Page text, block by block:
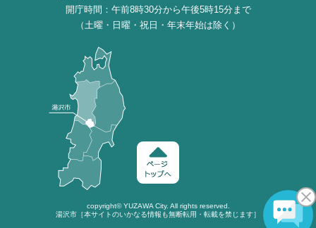
開庁時間：午前8時30分から午後5時15分まで
（土曜・日曜・祝日・年末年始は除く）
copyright©YUZAWACity. All rights reserved.
湯沢市［本サイトのいかなる情報も無断転用・転載を禁じます］